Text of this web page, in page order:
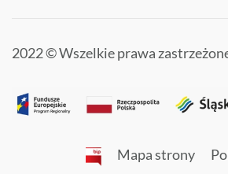
2022 © Wszelkie prawa
Mapa strony